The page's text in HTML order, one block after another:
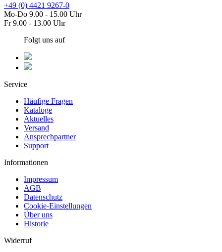
+49 (0) 4421 9267-0
Mo-Do 9.00 - 15.00 Uhr
Fr 9.00 - 13.00 Uhr
Folgt uns auf
Service
Häufige Fragen
Kataloge
Aktuelles
Versand
Ansprechpartner
Support
Informationen
Impressum
AGB
Datenschutz
Cookie-Einstellungen
Über uns
Historie
Widerruf